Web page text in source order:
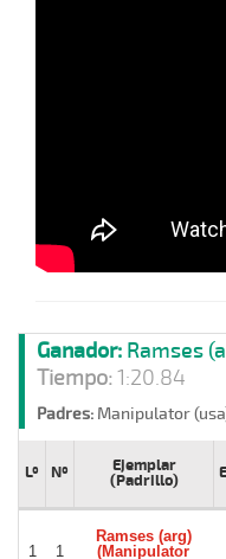
Ganador: Ramses
Tiempo:1:20.84
Padres: Manipulator
Lº Nº
Ejemplar
(Padrillo)
1 1
Ramses (arg)
(Manipulator